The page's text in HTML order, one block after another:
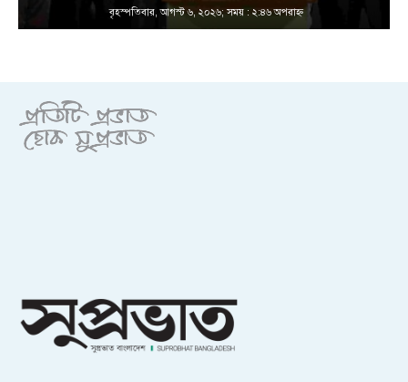
বৃহস্পতিবার, আগস্ট ৬, ২০২৬; সময় : ২:৪৬ অপরাহ্ণ